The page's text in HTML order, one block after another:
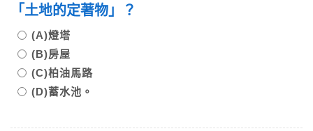
「土地的定著物」？
(A)燈塔
(B)房屋
(C)柏油馬路
(D)蓄水池。